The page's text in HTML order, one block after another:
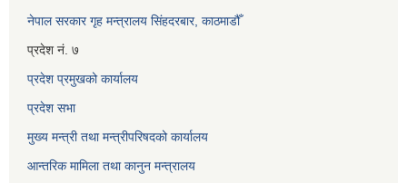
नेपाल सरकार गृह मन्त्रालय सिंहदरबार, काठमाडौँ
प्रदेश नं. ७
प्रदेश प्रमुखको कार्यालय
प्रदेश सभा
मुख्य मन्त्री तथा मन्त्रीपरिषदको कार्यालय
आन्तरिक मामिला तथा कानुन मन्त्रालय